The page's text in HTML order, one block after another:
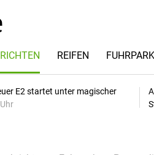
REIFEN
E2 startet unter magischer